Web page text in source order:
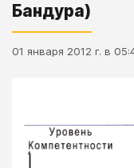
Бандура)
01 января 2012 г. в